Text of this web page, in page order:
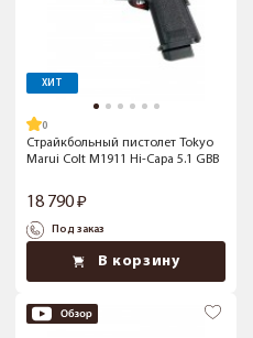
ХИТ
Страйкбольный пистолет Tokyo
Marui Colt M1911 Hi-Capa 5.1 GBB
18 790
Под заказ
В корзину